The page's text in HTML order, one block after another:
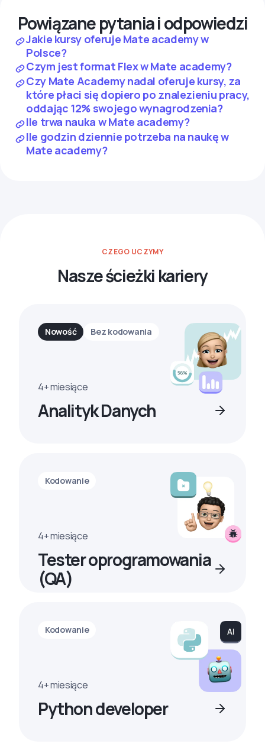
Powiązane pytania i odpowiedzi
Jakie kursy oferuje Mate academy w
Polsce?
Czym jest format Flex w Mate academy?
Czy Mate Academy nadal oferuje kursy, za
które płaci się dopiero po znalezieniu pracy,
oddając 12% swojego wynagrodzenia?
Ile trwa nauka w Mate academy?
Ile godzin dziennie potrzeba na naukę w
Mate academy?
CZEGO UCZYMY
Nasze ścieżki kariery
Nowość Bez kodowania
4+ miesiące
Analityk Danych
Kodowanie
4+ miesiące
Tester oprogramowania
(QA)
Kodowanie
4+ miesiące
Python developer